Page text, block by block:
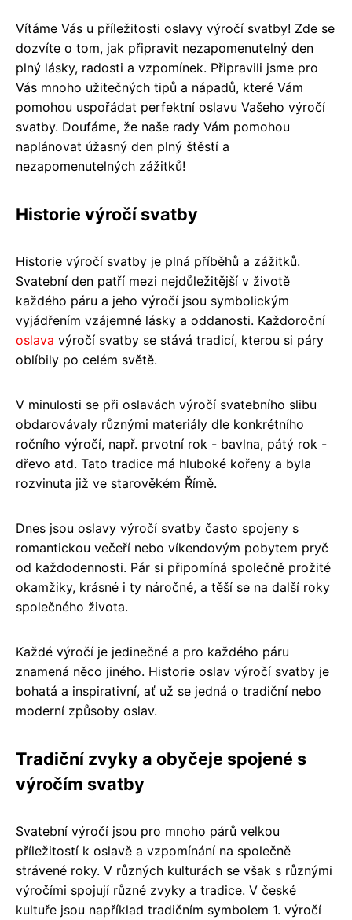
Vítáme Vás u příležitosti oslavy výročí svatby! Zde se
dozvíte o tom, jak připravit nezapomenutelný den
plný lásky, radosti a vzpomínek. Připravili jsme pro
Vás mnoho užitečných tipů a nápadů, které Vám
pomohou uspořádat perfektní oslavu Vašeho výročí
svatby. Doufáme, že naše rady Vám pomohou
naplánovat úžasný den plný štěstí a
nezapomenutelných zážitků!
Historie výročí svatby
Historie výročí svatby je plná příběhů a zážitků.
Svatební den patří mezi nejdůležitější v životě
každého páru a jeho výročí jsou symbolickým
vyjádřením vzájemné lásky a oddanosti. Každoroční
oslava výročí svatby se stává tradicí, kterou si páry
oblíbily po celém světě.
V minulosti se při oslavách výročí svatebního slibu
obdarovávaly různými materiály dle konkrétního
ročního výročí, např. prvotní rok - bavlna, pátý rok -
dřevo atd. Tato tradice má hluboké kořeny a byla
rozvinuta již ve starověkém Římě.
Dnes jsou oslavy výročí svatby často spojeny s
romantickou večeří nebo víkendovým pobytem pryč
od každodennosti. Pár si připomíná společně prožité
okamžiky, krásné i ty náročné, a těší se na další roky
společného života.
Každé výročí je jedinečné a pro každého páru
znamená něco jiného. Historie oslav výročí svatby je
bohatá a inspirativní, ať už se jedná o tradiční nebo
moderní způsoby oslav.
Tradiční zvyky a obyčeje spojené s
výročím svatby
Svatební výročí jsou pro mnoho párů velkou
příležitostí k oslavě a vzpomínání na společně
strávené roky. V různých kulturách se však s různými
výročími spojují různé zvyky a tradice. V české
kultuře jsou například tradičním symbolem 1. výročí